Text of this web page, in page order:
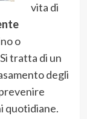
vita di
o
tratta di un
degli
quotidiane.